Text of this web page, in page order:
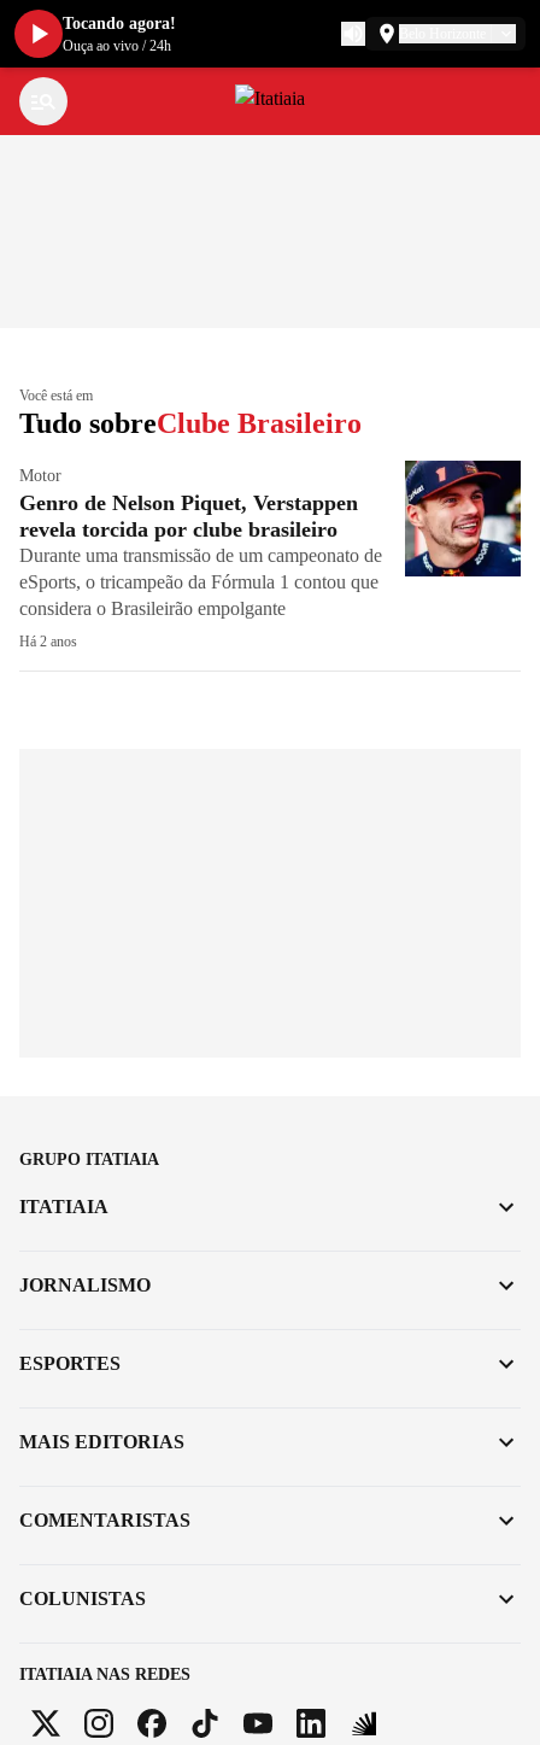
Você está em
Tudo sobreClube Brasileiro
Motor
Genro de Nelson Piquet, Verstappen
revela torcida por clube brasileiro
Durante uma transmissão de um campeonato de
eSports, o tricampeão da Fórmula 1 contou que
considera o Brasileirão empolgante
Há 2 anos
GRUPO ITATIAIA
ITATIAIA NAS REDES
ITATIAIA
JORNALISMO
ESPORTES
MAIS EDITORIAS
COMENTARISTAS
COLUNISTAS
Tocando agora!
Ouça ao vivo /24h